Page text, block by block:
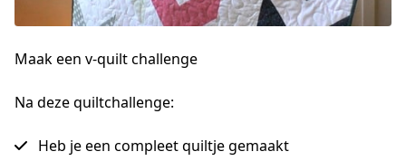
Maak een v-quilt challenge
Na deze quiltchallenge:
Heb je een compleet quiltje gemaakt